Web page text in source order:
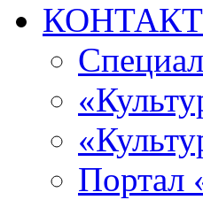
Портал